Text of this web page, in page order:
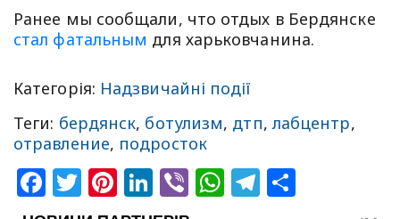
Ранее мы сообщали, что отдых в Бердянске
стал фатальным для харьковчанина.
Категорія: Надзвичайні події
Теги: бердянск, ботулизм, дтп,лабцентр,
отравление, подросток
Facebook
Twitter
Pinterest
LinkedIn
ViberWhatsApp
Telegram